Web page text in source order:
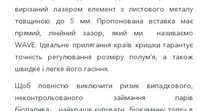
вирізаний лазером елемент з листового металу
товщиною до 5 мм. Пропонована вставка має
прямий, лінійний зазор, який ми називаємо
WAVE. Ідеальне прилягання країв кришки гарантує
точність регулювання розміру полум'я, а також
швидке і легке його гасіння.
Щоб повністю виключити ризик випадкового,
неконтрольованого займання парів